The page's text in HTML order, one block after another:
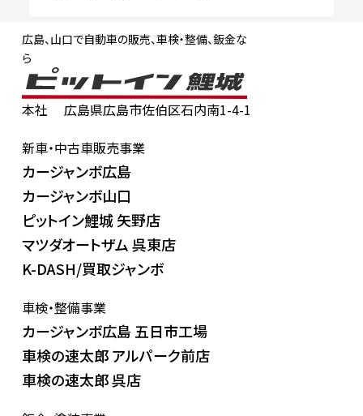
広島、山口で自動車の販売、車検・整備、鈑金な
ら
本社
広島県広島市佐伯区石内南1-4-1
新車・中古車販売事業
カージャンボ広島
カージャンボ山口
ピットイン鯉城 矢野店
マツダオートザム 呉東店
K-DASH/買取ジャンボ
車検・整備事業
カージャンボ広島 五日市工場
車検の速太郎 アルパーク前店
車検の速太郎 呉店